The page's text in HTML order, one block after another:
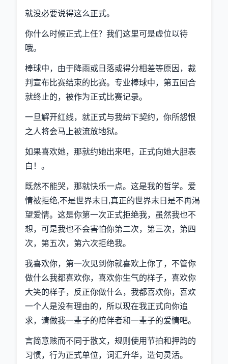
就没必要说得这么正式。
你什么时候正式上任？我们这里可是虚位以待
哦。
棒球中，由于降雨或日落或得分相差等原因，裁
判宣布比赛结束的比赛。专业棒球中，第五回合
就终止的，被作为正式比赛记录。
一旦解开红线，就正式与我缔下契约，你所怨恨
之人将会马上被流放地狱。
如果喜欢她，那就约她出来吧，正式向她大胆表
白！。
既然不能哭，那就快乐一点。这是我的哲学。爱
情被拒绝,不是世界末日,真正的世界末日是不再渴
望爱情。这是你第一次正式拒绝我，虽然我也不
想，可是我也不会害怕你第二次，第三次，第四
次，第五次，第六次拒绝我。
我喜欢你，第一次见到你就喜欢上你了，不管你
做什么我都喜欢你，喜欢你生气的样子，喜欢你
大笑的样子，反正你做什么，我都喜欢你，喜欢
一个人是没有理由的，所以现在我正式向你追
求，请做我一辈子的陪伴者和一辈子的爱情吧。
言简意赅而不同于散文，规则使用节拍和押韵的
习惯，行为正式单位，词汇升华，造句灵活。